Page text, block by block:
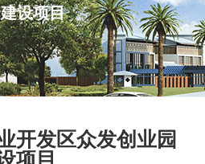
设项目
开发区众发创业园
项目